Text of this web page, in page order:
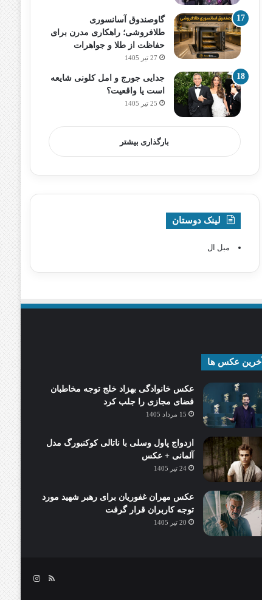
گاوصندوق آسانسوری
طلافروشی؛ راهکاری مدرن برای
حفاظت از طلا و جواهرات
27 تیر 1405
جدایی جورج و امل کلونی شایعه
است یا واقعیت؟
25 تیر 1405
بارگذاری بیشتر
لینک دوستان
مبل ال
آخرین عکس ها
عکس خانوادگی بهزاد خلج توجه مخاطبان
فضای مجازی را جلب کرد
15 مرداد 1405
ازدواج پاول وسلی با ناتالی کوکنبورگ مدل
آلمانی + عکس
24 تیر 1405
عکس مهران غفوریان برای رهبر شهید مورد
توجه کاربران قرار گرفت
20 تیر 1405
خوراکاینستاگرام